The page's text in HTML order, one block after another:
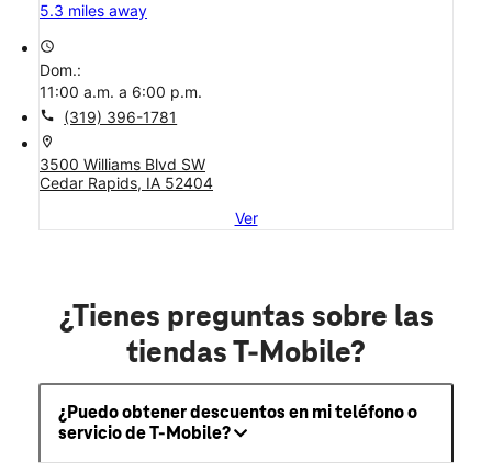
5.3 miles away
access_time
Dom.:
11:00 a.m. a 6:00 p.m.
call (319) 396-1781
location_on
3500 Williams Blvd SW
Cedar Rapids, IA 52404
Ver
¿Tienes preguntas sobre las
tiendas T-Mobile?
¿Puedo obtener descuentos en mi teléfono o
servicio de T-Mobile?